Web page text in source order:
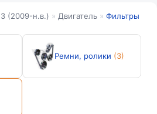
(2009-н.в.) » Двигатель » Фильтры
Ремни, ролики (3)